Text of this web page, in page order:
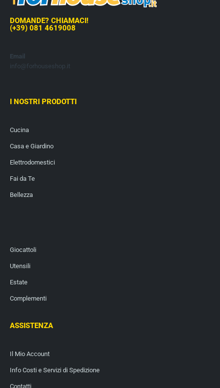
DOMANDE? CHIAMACI!
(+39) 081 4619008
Email
info@forhouseshop.it
I NOSTRI PRODOTTI
Cucina
Casa e Giardino
Elettrodomestici
Fai da Te
Bellezza
Giocattoli
Utensili
Estate
Complementi
ASSISTENZA
Il Mio Account
Info Costi e Servizi di Spedizione
Contatti